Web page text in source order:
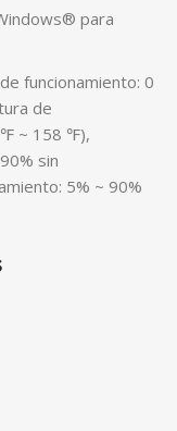
para
funcionamiento: 0
de
~ 158 ℉),
sin
5% ~ 90%